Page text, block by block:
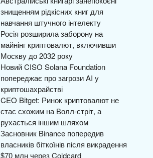
знищенням рідкісних книг для
навчання штучного інтелекту
Росія розширила заборону на
майнінг криптовалют, включивши
Москву до 2032 року
Новий CISO Solana Foundation
попереджає про загрози AI у
криптошахрайстві
CEO Bitget: Ринок криптовалют не
стає схожим на Волл-стріт, а
рухається іншим шляхом
Засновник Binance попередив
власників біткоїнів після викрадення
$70 млн через Coldcard